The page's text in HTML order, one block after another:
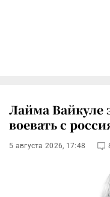
Лайма Вайкуле
воевать с
5 августа 2026, 17:48